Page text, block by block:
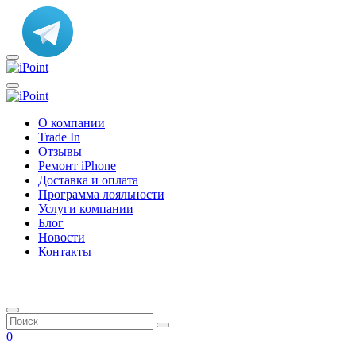
О компании
Trade In
Отзывы
Ремонт iPhone
Доставка и оплата
Программа лояльности
Услуги компании
Блог
Новости
Контакты
0